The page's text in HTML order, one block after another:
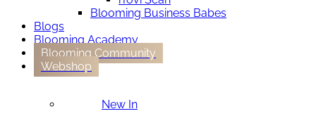
Blooming Business Babes
Blogs
Blooming Academy
Blooming Community
Webshop
New In